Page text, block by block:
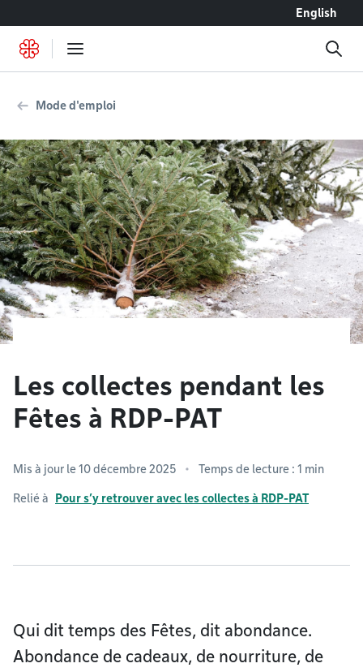
English
Mode d'emploi
Les collectes pendant les
Fêtes à RDP-PAT
Mis à jour le 10 décembre 2025 Temps de lecture : 1 min
Relié à Pour s’y retrouver avec les collectes à RDP-PAT
Qui dit temps des Fêtes, dit abondance.
Abondance de cadeaux, de nourriture, de